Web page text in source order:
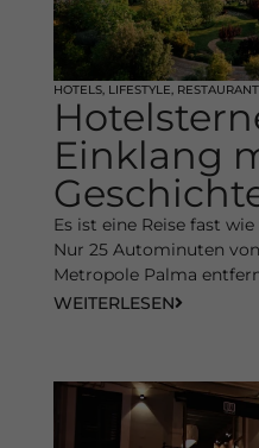
HOTELS, LIFESTYLE,
Einklang
Es ist eine Reise fast
Nur 25 Autominuten
Metropole Palma
WEITERLESEN